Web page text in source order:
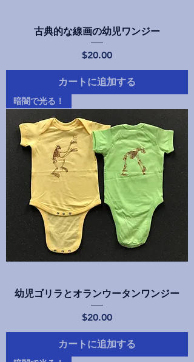
古典的な線画の幼児ワンジー
価格
$20.00
カートに追加する
暗闇で光る！
幼児ゴリラとオランウータンワンジー
価格
$20.00
カートに追加する